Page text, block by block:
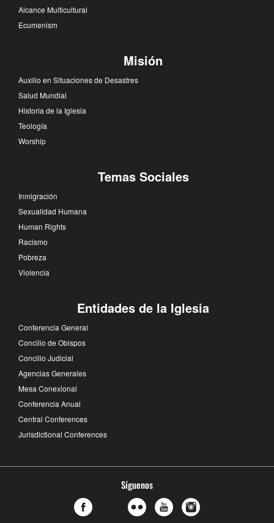
Alcance Multicultural
Ecumenism
Misión
Auxilio en Situaciones de Desastres
Salud Mundial
Historia de la Iglesia
Teología
Worship
Temas Sociales
Inmigración
Sexualidad Humana
Human Rights
Racismo
Pobreza
Violencia
Entidades de la Iglesia
Conferencia General
Concilio de Obispos
Concilio Judicial
Agencias Generales
Mesa Conexional
Conferencia Anual
Central Conferences
Jurisdictional Conferences
Síguenos